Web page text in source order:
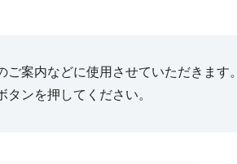
案内などに使用させていただきます。
ンを押してください。